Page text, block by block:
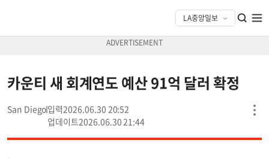
카운티 새 회계연도 예산 91억 달러 확정
San Diego
2026.06.30 20:52
2026.06.30 21:44